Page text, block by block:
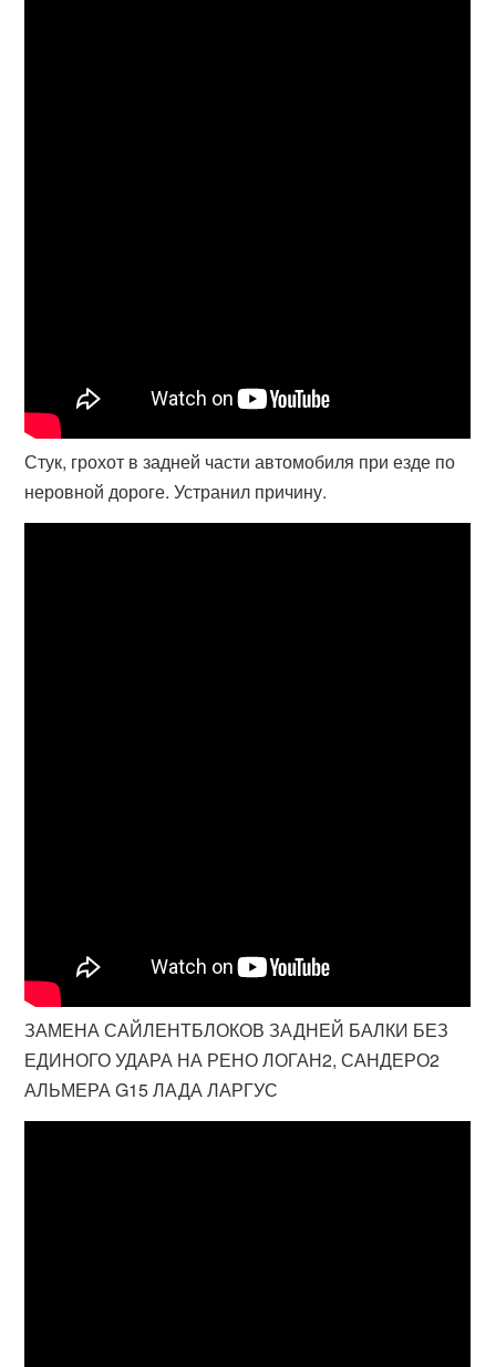
Стук, грохот в задней части автомобиля при езде по
неровной дороге. Устранил причину.
ЗАМЕНА САЙЛЕНТБЛОКОВ ЗАДНЕЙ БАЛКИ БЕЗ
ЕДИНОГО УДАРА НА РЕНО ЛОГАН2, САНДЕРО2
АЛЬМЕРА G15 ЛАДА ЛАРГУС